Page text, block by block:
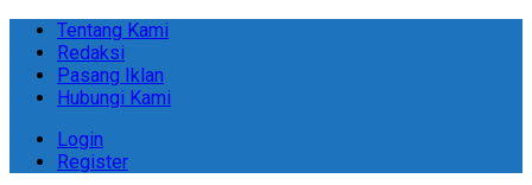
Tentang Kami
Redaksi
Pasang Iklan
Hubungi Kami
Login
Register